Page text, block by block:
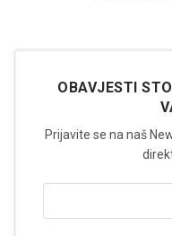
OBAVJESTI
Prijavite se na naš